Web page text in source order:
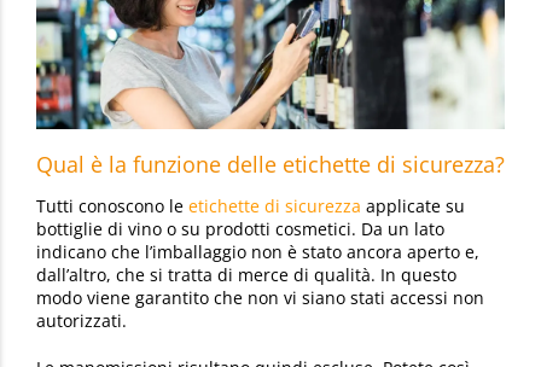
Qual è la funzione delle etichette di sicurezza?
Tutti conoscono le etichette di sicurezza applicate su
bottiglie di vino o su prodotti cosmetici. Da un lato
indicano che l’imballaggio non è stato ancora aperto e,
dall’altro, che si tratta di merce di qualità. In questo
modo viene garantito che non vi siano stati accessi non
autorizzati.